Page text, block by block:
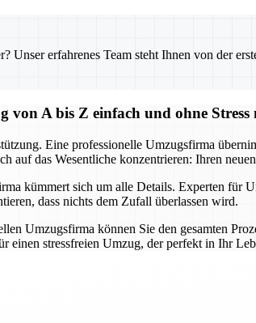
Unser erfahrenes Team steht Ihnen von der
von A bis Z einfach und ohne Stress
Eine professionelle Umzugsfirma
auf das Wesentliche konzentrieren: Ihren
kümmert sich um alle Details. Experten
dass nichts dem Zufall überlassen wird.
Umzugsfirma können Sie den gesamten
stressfreien Umzug, der perfekt in Ihr